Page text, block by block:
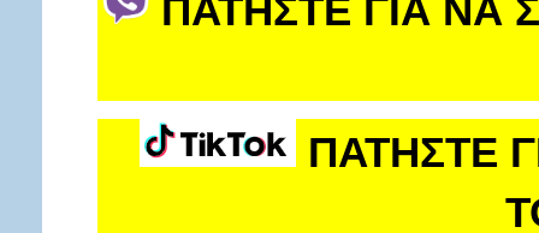
ΠΑΤΗΣΤΕ ΓΙΑ ΝΑ
ΠΑΤΗΣΤΕ